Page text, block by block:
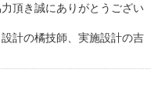
頂き誠にありがとうござい
計の橘技師、実施設計の吉